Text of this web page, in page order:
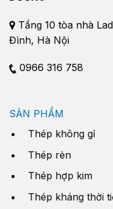
Tầng 10 tòa nhà
Đình, Hà Nội
0966 316 758
SẢN PHẨM
Thép không gỉ
Thép rèn
Thép hợp kim
Thép kháng thời